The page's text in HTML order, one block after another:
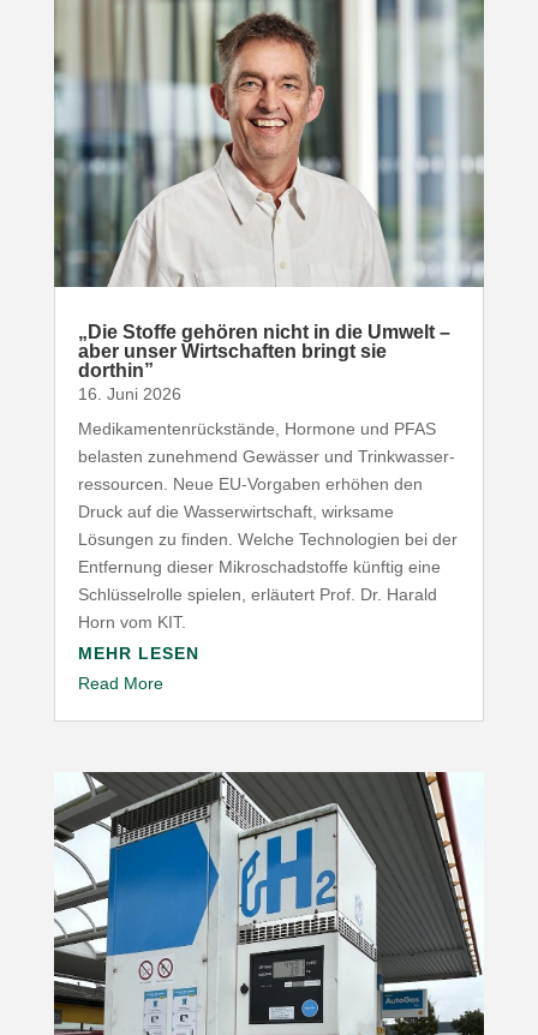
„ Die Stoffe gehören nicht in die Umwelt –
aber unser Wirt­schaften bringt sie
dorthin”
16. Juni 2026
Medi­ka­men­ten­rück­stände, Hormone und PFAS
belasten zunehmend Gewässer und Trink­was­ser­
res­sourcen. Neue EU-​Vorgaben erhöhen den
Druck auf die Wasser­wirt­schaft, wirksame
Lösungen zu finden. Welche Tech­no­logien bei der
Entfernung dieser Mikro­schad­stoffe künftig eine
Schlüs­sel­rolle spielen, erläutert Prof. Dr. Harald
Horn vom KIT.
MEHR LESEN
Read More